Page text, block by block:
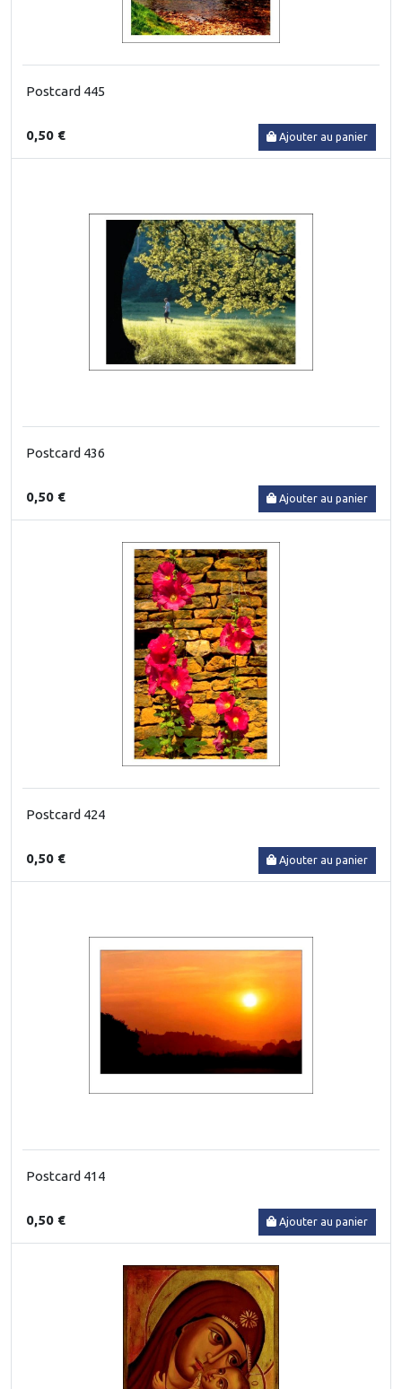
Postcard 445
0,50 € Ajouter au panier
Postcard 436
0,50 € Ajouter au panier
Postcard 424
0,50 € Ajouter au panier
Postcard 414
0,50 € Ajouter au panier